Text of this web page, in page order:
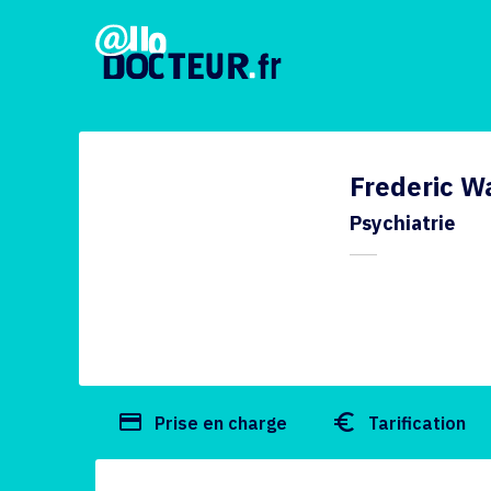
Frederic
Psychiatrie
payment Prise en charge euro_symbol Tarification